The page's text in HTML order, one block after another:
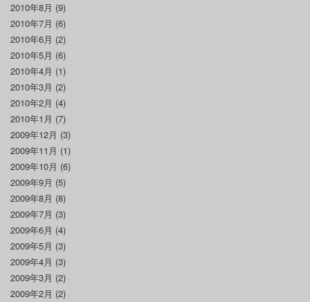
2010年8月 (9)
2010年7月 (6)
2010年6月 (2)
2010年5月 (6)
2010年4月 (1)
2010年3月 (2)
2010年2月 (4)
2010年1月 (7)
2009年12月 (3)
2009年11月 (1)
2009年10月 (6)
2009年9月 (5)
2009年8月 (8)
2009年7月 (3)
2009年6月 (4)
2009年5月 (3)
2009年4月 (3)
2009年3月 (2)
2009年2月 (2)